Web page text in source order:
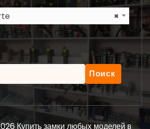
×
Купить замки любых моделей в